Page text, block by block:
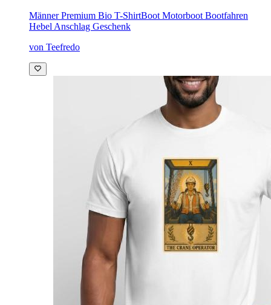
Männer Premium Bio T-ShirtBoot Motorboot Bootfahren
Hebel Anschlag Geschenk
von Teefredo